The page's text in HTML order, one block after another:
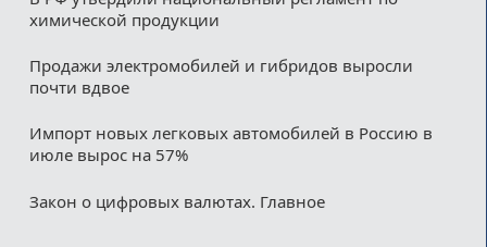
химической продукции
Продажи электромобилей и гибридов выросли
почти вдвое
Импорт новых легковых автомобилей в Россию в
июле вырос на 57%
Закон о цифровых валютах. Главное